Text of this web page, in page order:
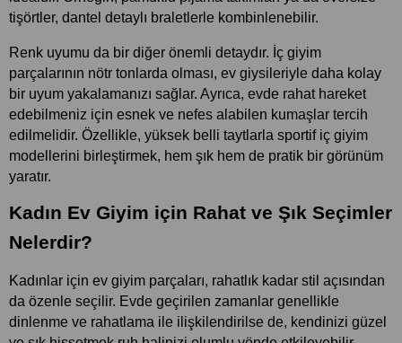
tişörtler, dantel detaylı braletlerle kombinlenebilir.
Renk uyumu da bir diğer önemli detaydır. İç giyim
parçalarının nötr tonlarda olması, ev giysileriyle daha kolay
bir uyum yakalamanızı sağlar. Ayrıca, evde rahat hareket
edebilmeniz için esnek ve nefes alabilen kumaşlar tercih
edilmelidir. Özellikle, yüksek belli taytlarla sportif iç giyim
modellerini birleştirmek, hem şık hem de pratik bir görünüm
yaratır.
Kadın Ev Giyim için Rahat ve Şık Seçimler
Nelerdir?
Kadınlar için ev giyim parçaları, rahatlık kadar stil açısından
da özenle seçilir. Evde geçirilen zamanlar genellikle
dinlenme ve rahatlama ile ilişkilendirilse de, kendinizi güzel